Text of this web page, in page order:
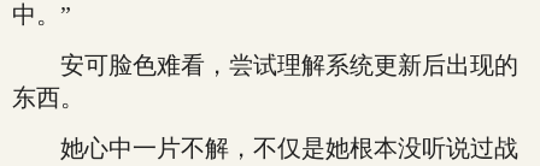
中。”
安可脸色难看，尝试理解系统更新后出现的
东西。
她心中一片不解，不仅是她根本没听说过战